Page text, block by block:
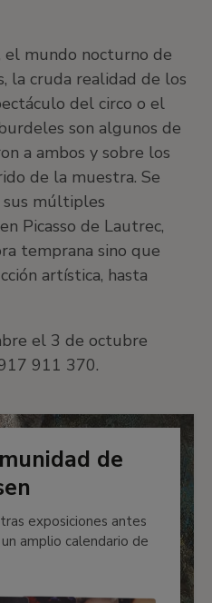
el mundo nocturno de
la cruda realidad de los
del circo o el
son algunos de
a ambos y sobre los
de la muestra. Se
sus múltiples
Picasso de Lautrec,
temprana sino que
artística, hasta
el 3 de octubre
911 370.
de
exposiciones antes
amplio calendario de